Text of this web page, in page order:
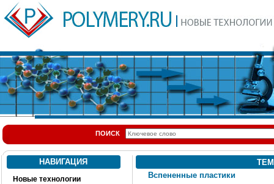
ПОИСК
НАВИГАЦИЯ
Новые технологии
Вспененные пластики